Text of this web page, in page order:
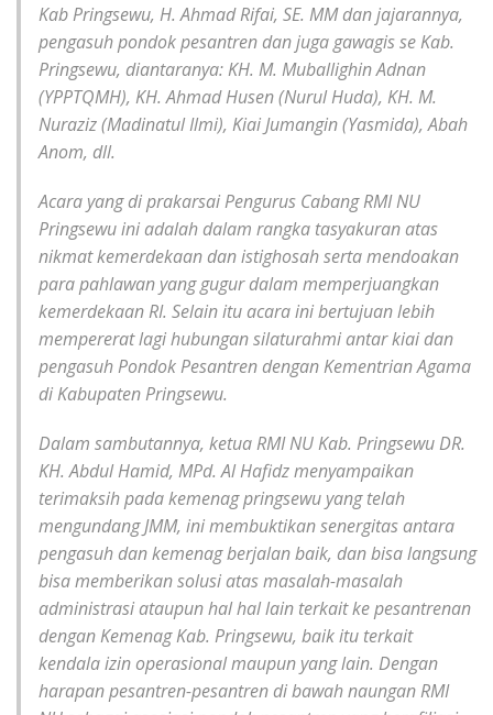
Kab Pringsewu, H. Ahmad Rifai, SE. MM dan jajarannya,
pengasuh pondok pesantren dan juga gawagis se Kab.
Pringsewu, diantaranya: KH. M. Muballighin Adnan
(YPPTQMH), KH. Ahmad Husen (Nurul Huda), KH. M.
Nuraziz (Madinatul Ilmi), Kiai Jumangin (Yasmida), Abah
Anom, dll.
Acara yang di prakarsai Pengurus Cabang RMI NU
Pringsewu ini adalah dalam rangka tasyakuran atas
nikmat kemerdekaan dan istighosah serta mendoakan
para pahlawan yang gugur dalam memperjuangkan
kemerdekaan RI. Selain itu acara ini bertujuan lebih
mempererat lagi hubungan silaturahmi antar kiai dan
pengasuh Pondok Pesantren dengan Kementrian Agama
di Kabupaten Pringsewu.
Dalam sambutannya, ketua RMI NU Kab. Pringsewu DR.
KH. Abdul Hamid, MPd. Al Hafidz menyampaikan
terimaksih pada kemenag pringsewu yang telah
mengundang JMM, ini membuktikan senergitas antara
pengasuh dan kemenag berjalan baik, dan bisa langsung
bisa memberikan solusi atas masalah-masalah
administrasi ataupun hal hal lain terkait ke pesantrenan
dengan Kemenag Kab. Pringsewu, baik itu terkait
kendala izin operasional maupun yang lain. Dengan
harapan pesantren-pesantren di bawah naungan RMI